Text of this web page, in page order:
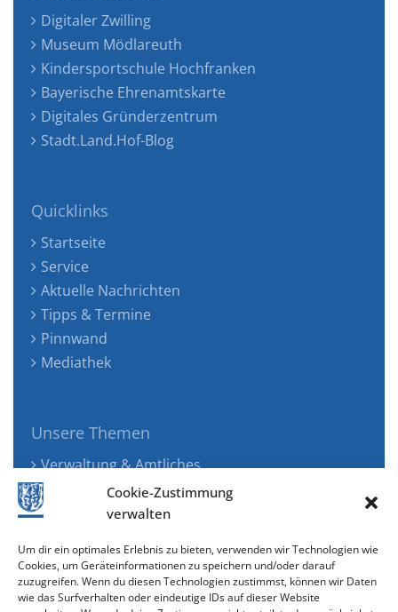
Cookie-Zustimmung
verwalten
Um dir ein optimales Erlebnis zu bieten, verwenden wir Technologien wie
Cookies, um Geräteinformationen zu speichern und/oder darauf
zuzugreifen. Wenn du diesen Technologien zustimmst, können wir Daten
wie das Surfverhalten oder eindeutige IDs auf dieser Website
Digitaler Zwilling
Museum Mödlareuth
Kindersportschule Hochfranken
Bayerische Ehrenamtskarte
Digitales Gründerzentrum
Stadt.Land.Hof-Blog
Quicklinks
Startseite
Service
Aktuelle Nachrichten
Tipps & Termine
Pinnwand
Mediathek
Unsere Themen
Verwaltung & Amtliches
Jugend, Familie & Gesundheit
Tourismus, Freizeit & Ökologie
Wirtschaft & Verkehr
Senioren & Inklusion